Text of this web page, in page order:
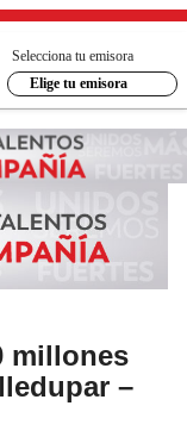
Selecciona tu emisora
Elige tu emisora
millones
–